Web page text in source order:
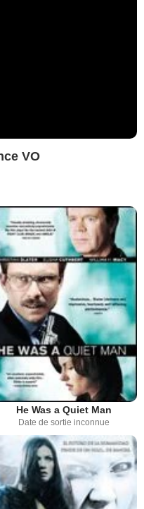
VO
He Was a Quiet Man
Date de sortie inconnue